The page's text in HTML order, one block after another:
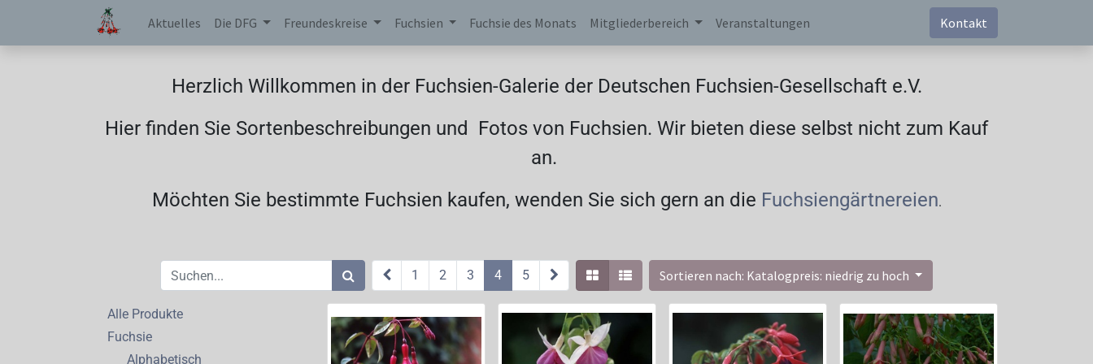
Aktuelles Die DFG Freundeskreise Fuchsien Fuchsie des Monats Mitgliederbereich Veranstaltungen Kontakt
Herzlich Willkommen in der Fuchsien-Galerie der Deutschen Fuchsien-Gesellschaft e.V.
Hier finden Sie Sortenbeschreibungen und Fotos von Fuchsien. Wir bieten diese selbst nicht zum Kauf
an.
Möchten Sie bestimmte Fuchsien kaufen, wenden Sie sich gern an die Fuchsiengärtnereien.
1 2 3 4 5 Sortieren nach: Katalogpreis: niedrig zu hoch
Alle Produkte
Fuchsie
Alphabetisch